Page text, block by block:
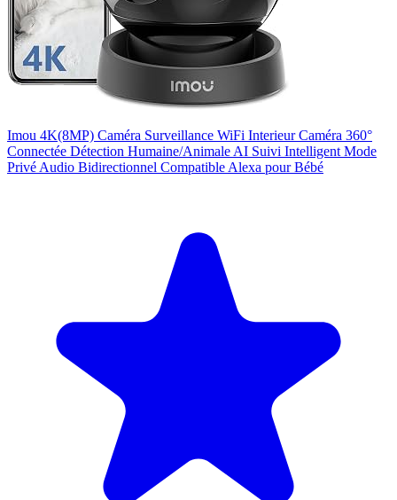
Imou 4K(8MP) Caméra Surveillance WiFi Interieur Caméra 360°
Connectée Détection Humaine/Animale AI Suivi Intelligent Mode
Privé Audio Bidirectionnel Compatible Alexa pour Bébé